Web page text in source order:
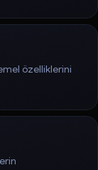
özelliklerini